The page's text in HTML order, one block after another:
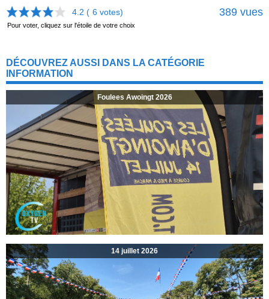
4.2 ( 6 votes) 389 vues
Pour voter, cliquez sur l'étoile de votre choix
DÉCOUVREZ AUSSI DANS LA CATÉGORIE
INFORMATION
Foulees Awoingt 2026
14 juillet 2026